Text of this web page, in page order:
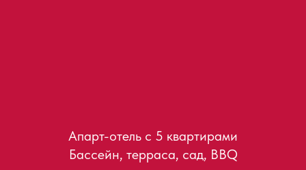
Апарт-отель с 5 квартирами
Бассейн, терраса, сад, BBQ